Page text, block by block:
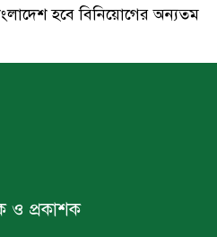
হবে বিনিয়োগের অন্যতম
৯ প্রকল্প অনুমোদন
ও প্রকাশক